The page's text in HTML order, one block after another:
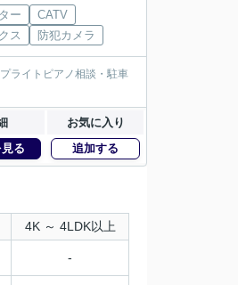
ー
CATV
ス 防犯カメラ
ライトピアノ相談・駐車
お気に入り
る 追加する
4K ～ 4LDK以上
-